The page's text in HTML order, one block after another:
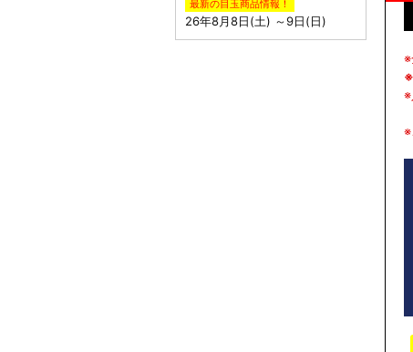
※
※
※
最新の目玉商品情報！
26年8月8日(土) ～9日(日)